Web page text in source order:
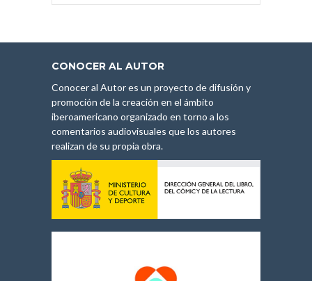
CONOCER AL AUTOR
Conocer al Autor es un proyecto de difusión y
promoción de la creación en el ámbito
iberoamericano organizado en torno a los
comentarios audiovisuales que los autores
realizan de su propia obra.